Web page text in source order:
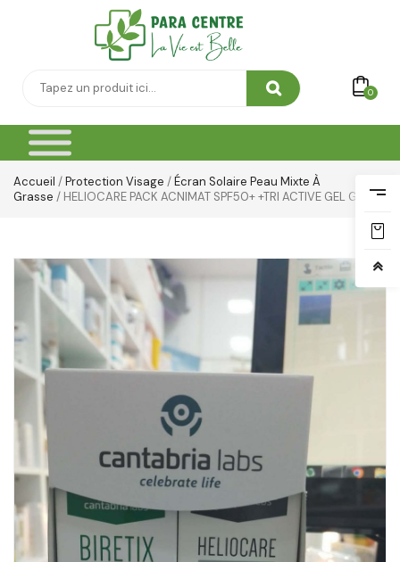
0
Accueil /Protection Visage /Écran Solaire Peau Mixte À
Grasse / HELIOCARE PACK ACNIMAT SPF50+ +TRI ACTIVE GEL GRAT